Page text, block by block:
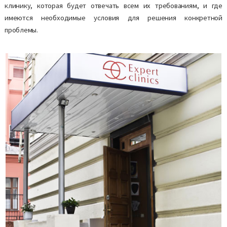
клинику, которая будет отвечать всем их требованиям, и где
имеются необходимые условия для решения конкретной
проблемы.